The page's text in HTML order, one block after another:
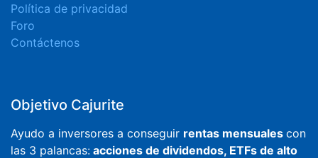
Política de privacidad
Foro
Contáctenos
Objetivo Cajurite
Ayudo a inversores a conseguir rentas mensuales con
las 3 palancas: acciones de dividendos, ETFs de alto